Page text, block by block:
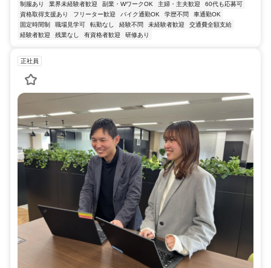
制服あり 業界未経験者歓迎 副業・WワークOK 主婦・主夫歓迎
60代も応募可
資格取得支援あり
フリーター歓迎 バイク通勤OK 学歴不問
車通勤OK
固定時間制
職場見学可 転勤なし 経験不問 未経験者歓迎
交通費全額支給
経験者歓迎
残業なし 有資格者歓迎 研修あり
正社員